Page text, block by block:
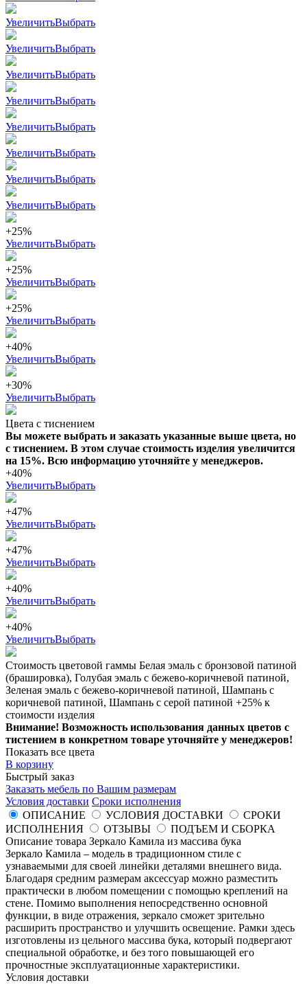
УвеличитьВыбрать
УвеличитьВыбрать
УвеличитьВыбрать
УвеличитьВыбрать
УвеличитьВыбрать
УвеличитьВыбрать
УвеличитьВыбрать
УвеличитьВыбрать
+25%
УвеличитьВыбрать
+25%
УвеличитьВыбрать
+25%
УвеличитьВыбрать
+40%
УвеличитьВыбрать
+30%
УвеличитьВыбрать
Цвета с тиснением
Вы можете выбрать и заказать указанные выше цвета, но
с тиснением. В этом случае стоимость изделия увеличится
на 15%. Всю информацию уточняйте у менеджеров.
+40%
УвеличитьВыбрать
+47%
УвеличитьВыбрать
+47%
УвеличитьВыбрать
+40%
УвеличитьВыбрать
+40%
УвеличитьВыбрать
Стоимость цветовой гаммы Белая эмаль с бронзовой патиной
(брашировка), Голубая эмаль с бежево-коричневой патиной,
Зеленая эмаль с бежево-коричневой патиной, Шампань с
коричневой патиной, Шампань с серой патиной +25% к
стоимости изделия
Внимание! Возможность использования данных цветов с
тистением в конкретном товаре уточняйте у менеджеров!
Показать все цвета
В корзину
Быстрый заказ
Заказать мебель по Вашим размерам
Условия доставки Сроки исполнения
ОПИСАНИЕ
УСЛОВИЯ ДОСТАВКИ
СРОКИ
ИСПОЛНЕНИЯ
ОТЗЫВЫ
ПОДЪЕМ И СБОРКА
Описание товара Зеркало Камила из массива бука
Зеркало Камила – модель в традиционном стиле с
узнаваемыми для своей линейки деталями внешнего вида.
Благодаря средним размерам аксессуар можно разместить
практически в любом помещении с помощью креплений на
стене. Помимо выполнения непосредственно основной
функции, в виде отражения, зеркало сможет зрительно
расширить пространство и улучшить освещение. Рамки здесь
изготовлены из цельного массива бука, который подвергают
специальной обработке, и без того повышающей его
прочностные эксплуатационные характеристики.
Условия доставки